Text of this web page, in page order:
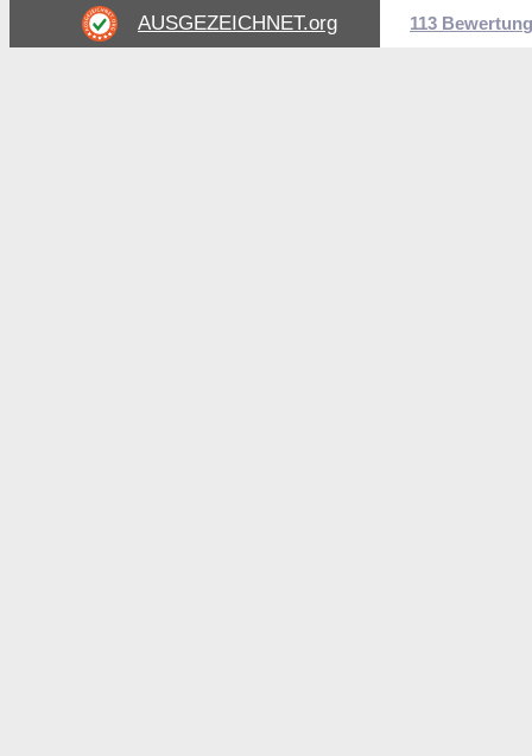
AUSGEZEICHNET.org 113